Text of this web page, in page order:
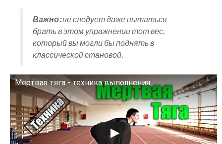
Важно:не следует даже пытаться
брать в этом упражнении тот вес,
который вы могли бы поднять в
классической становой.
Мертвая тяга - техника выполнения.
Смотрите это видео на YouTube